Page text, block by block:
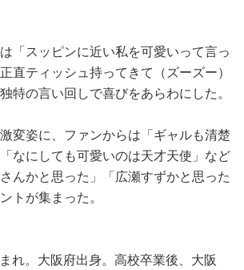
「スッピンに近い私を可愛いって言っ
直ティッシュ持ってきて（ズーズー）
特の言い回しで喜びをあらわにした。
変姿に、ファンからは「ギャルも清楚
なにしても可愛いのは天才天使」など
んかと思った」「広瀬すずかと思った
トが集まった。
れ。大阪府出身。高校卒業後、大阪